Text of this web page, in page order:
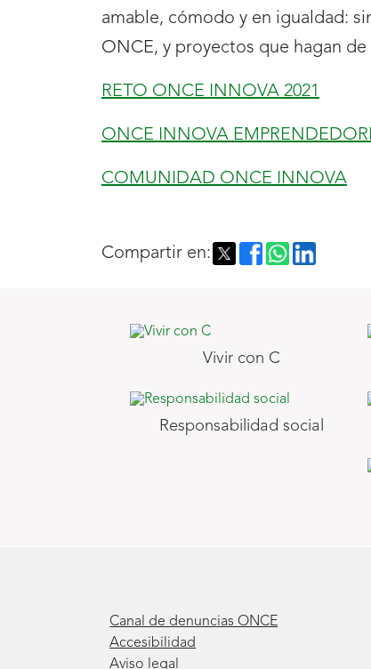
amable, cómodo y en igualdad:
ONCE, y proyectos que hagan
RETO ONCE INNOVA 2021
ONCE INNOVA
COMUNIDAD ONCE INNOVA
Compartir en:
Vivir con C
Responsabilidad social
Canal de denuncias ONCE
Accesibilidad
Aviso legal